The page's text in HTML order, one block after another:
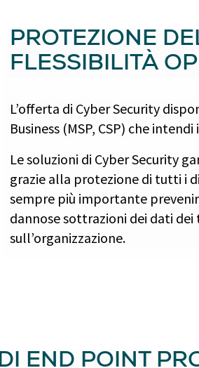
PROTEZIONE
FLESSIBILITÀ
L’offerta di Cyber Security
Business (MSP, CSP) che
Le soluzioni di Cyber Security
grazie alla protezione di tutti i
sempre più importante
dannose sottrazioni dei dati
sull’organizzazione.
END POINT